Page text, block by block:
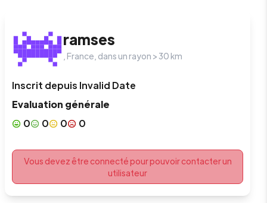
ramses
France , dans un rayon > 30 km
Inscrit depuis Invalid Date
Evaluation générale
0
0 0 0
Vous devez être connecté pour pouvoir contacter un
utilisateur